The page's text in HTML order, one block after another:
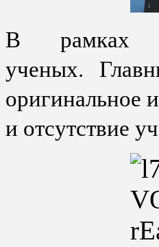
В рамках
ученых.
оригинальное
и отсутствие